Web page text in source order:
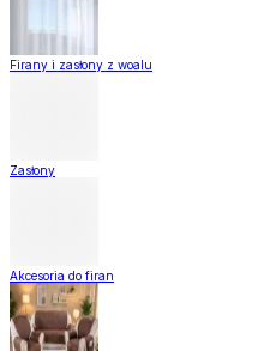
Firany i zasłony z woalu
Zasłony
Akcesoria do firan